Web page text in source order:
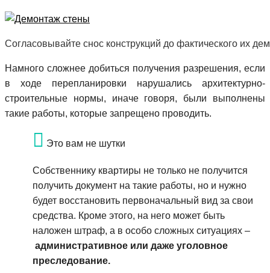
Согласовывайте снос конструкций до фактического их
Намного сложнее добиться получения разрешения, если
в ходе перепланировки нарушались архитектурно-
строительные нормы, иначе говоря, были выполнены
такие работы, которые запрещено проводить.
Это вам не шутки
Собственнику квартиры не только не получится
получить документ на такие работы, но и нужно
будет восстановить первоначальный вид за свои
средства. Кроме этого, на него может быть
наложен штраф, а в особо сложных ситуациях –
административное или даже уголовное
преследование.